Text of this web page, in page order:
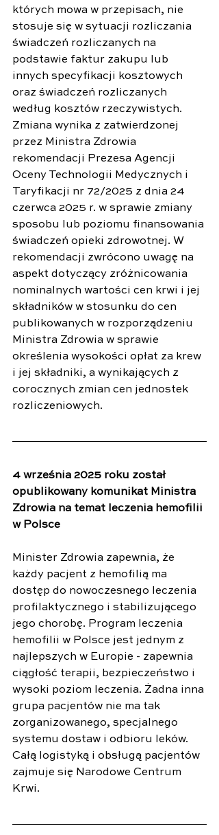
których mowa w przepisach, nie
stosuje się w sytuacji rozliczania
świadczeń rozliczanych na
podstawie faktur zakupu lub
innych specyfikacji kosztowych
oraz świadczeń rozliczanych
według kosztów rzeczywistych.
Zmiana wynika z zatwierdzonej
przez Ministra Zdrowia
rekomendacji Prezesa Agencji
Oceny Technologii Medycznych i
Taryfikacji nr 72/2025 z dnia 24
czerwca 2025 r. w sprawie zmiany
sposobu lub poziomu finansowania
świadczeń opieki zdrowotnej. W
rekomendacji zwrócono uwagę na
aspekt dotyczący zróżnicowania
nominalnych wartości cen krwi i jej
składników w stosunku do cen
publikowanych w rozporządzeniu
Ministra Zdrowia w sprawie
określenia wysokości opłat za krew
i jej składniki, a wynikających z
corocznych zmian cen jednostek
rozliczeniowych.
4 września 2025 roku został
opublikowany komunikat Ministra
Zdrowia na temat leczenia hemofilii
w Polsce
Minister Zdrowia zapewnia, że
każdy pacjent z hemofilią ma
dostęp do nowoczesnego leczenia
profilaktycznego i stabilizującego
jego chorobę. Program leczenia
hemofilii w Polsce jest jednym z
najlepszych w Europie - zapewnia
ciągłość terapii, bezpieczeństwo i
wysoki poziom leczenia. Żadna inna
grupa pacjentów nie ma tak
zorganizowanego, specjalnego
systemu dostaw i odbioru leków.
Całą logistyką i obsługą pacjentów
zajmuje się Narodowe Centrum
Krwi.